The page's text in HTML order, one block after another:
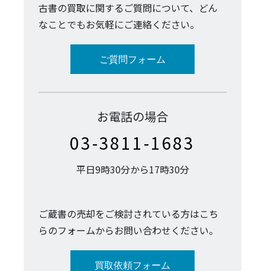
古書の買取に関するご質問について、どん
なことでもお気軽にご連絡ください。
ご質問フォーム
お電話の場合
03-3811-1683
平日9時30分から17時30分
ご蔵書の売却をご検討されている方はこち
らのフォームからお問い合わせください。
買取依頼フォーム